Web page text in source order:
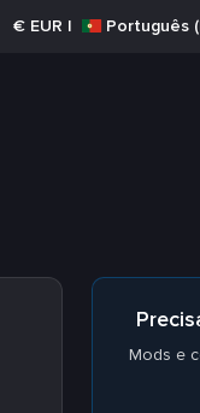
€ EUR | Português
Mods e